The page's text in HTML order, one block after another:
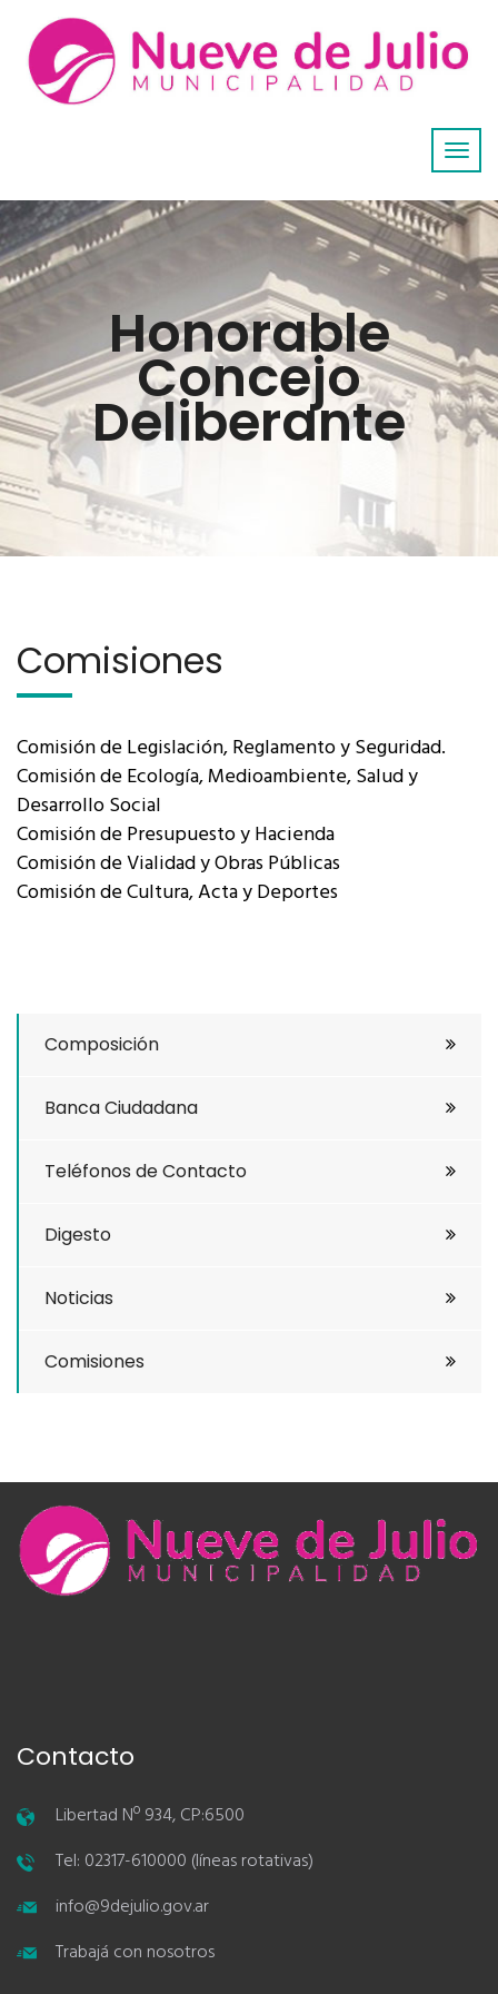
Honorable
Concejo
Deliberante
Comisiones
Comisión de Legislación, Reglamento y Seguridad.
Comisión de Ecología, Medioambiente, Salud y
Desarrollo Social
Comisión de Presupuesto y Hacienda
Comisión de Vialidad y Obras Públicas
Comisión de Cultura, Acta y Deportes
Composición
Banca Ciudadana
Teléfonos de Contacto
Digesto
Noticias
Comisiones
Contacto
Libertad Nº 934, CP:6500
Tel: 02317-610000 (líneas rotativas)
info@9dejulio.gov.ar
Trabajá con nosotros